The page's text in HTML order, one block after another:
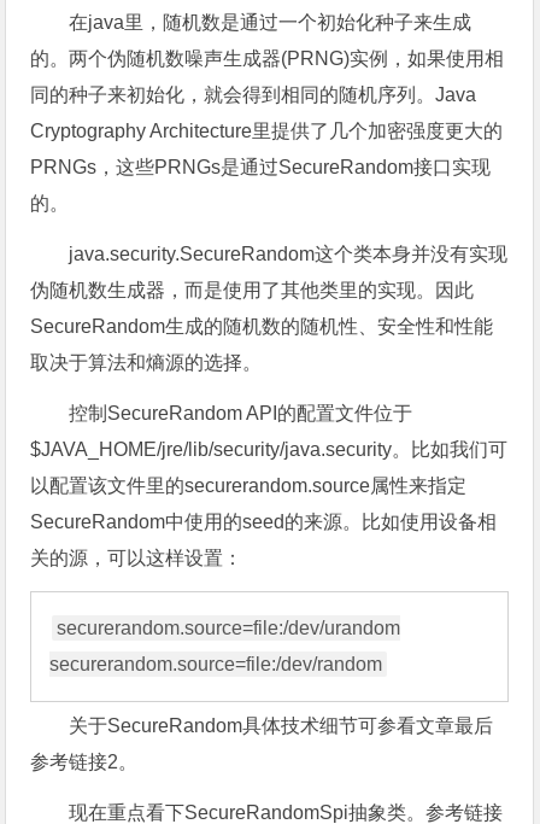
在java里，随机数是通过一个初始化种子来生成
的。两个伪随机数噪声生成器(PRNG)实例，如果使用相
同的种子来初始化，就会得到相同的随机序列。Java
Cryptography Architecture里提供了几个加密强度更大的
PRNGs，这些PRNGs是通过SecureRandom接口实现
的。
java.security.SecureRandom这个类本身并没有实现
伪随机数生成器，而是使用了其他类里的实现。因此
SecureRandom生成的随机数的随机性、安全性和性能
取决于算法和熵源的选择。
控制SecureRandom API的配置文件位于
$JAVA_HOME/jre/lib/security/java.security。比如我们可
以配置该文件里的securerandom.source属性来指定
SecureRandom中使用的seed的来源。比如使用设备相
关的源，可以这样设置：
securerandom.source=file:/dev/urandom
关于SecureRandom具体技术细节可参看文章最后
参考链接2。
现在重点看下SecureRandomSpi抽象类。参考链接